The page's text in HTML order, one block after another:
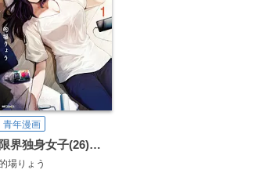
青年漫画
限界独身女子(26)ごはん
場りょう